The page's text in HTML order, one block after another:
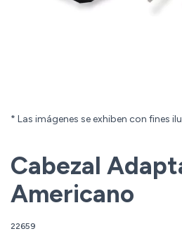
* Las imágenes se exhiben con fines
Cabezal
Americano
22659